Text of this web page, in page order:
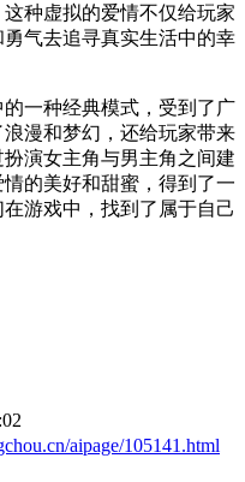
种虚拟的爱情不仅给玩家
气去追寻真实生活中的幸
一种经典模式，受到了广
漫和梦幻，还给玩家带来
演女主角与男主角之间建
的美好和甜蜜，得到了一
游戏中，找到了属于自己
aipage/105141.html